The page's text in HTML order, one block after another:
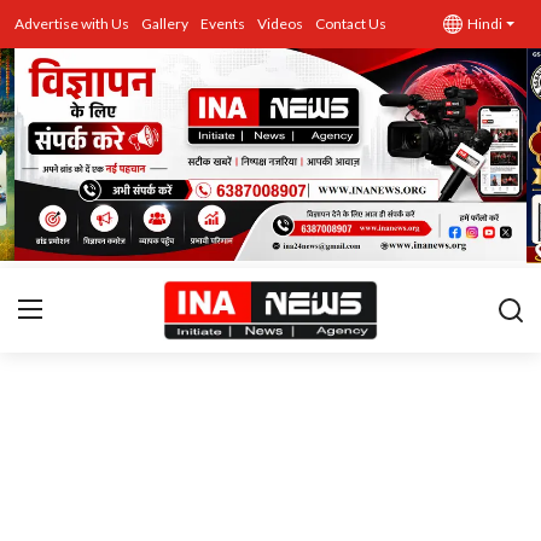
Advertise with Us Gallery Events Videos Contact Us Hindi
उत्तर प्रदेश
Advertise with Us
Events
राज्य